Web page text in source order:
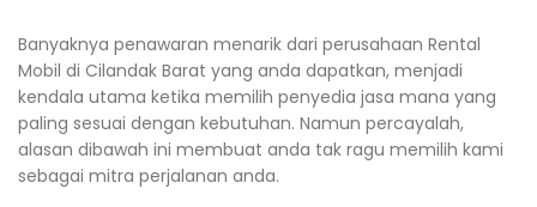
Banyaknya penawaran menarik dari perusahaan Rental
Mobil di Cilandak Barat yang anda dapatkan, menjadi
kendala utama ketika memilih penyedia jasa mana yang
paling sesuai dengan kebutuhan. Namun percayalah,
alasan dibawah ini membuat anda tak ragu memilih kami
sebagai mitra perjalanan anda.